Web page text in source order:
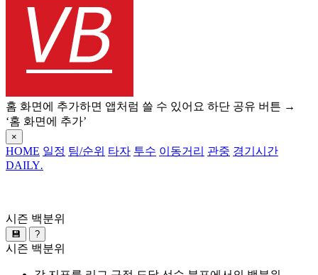
홈 화면에 추가하면 앱처럼 쓸 수 있어요 하단 공유 버튼 →
‘홈 화면에 추가’
×
HOME 일정 팀/순위 타자 투수 이동거리 관중 경기시간
DAILY.
시즌 백분위
💾 ?
시즌 백분위